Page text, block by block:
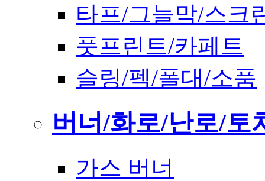
타프/그늘막/스크
풋프린트/카페트
슬링/펙/폴대/소품
버너/화로/난로/토
가스 버너